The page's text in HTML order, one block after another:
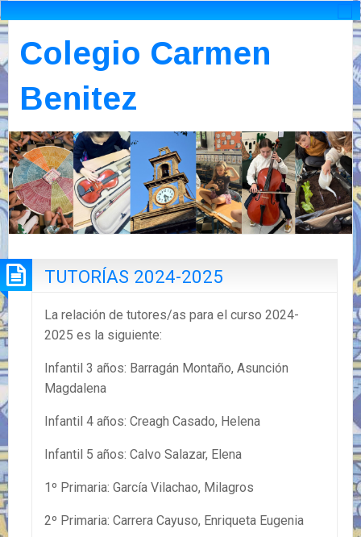
Colegio Carmen
Benitez
TUTORÍAS 2024-2025
La relación de tutores/as para el curso 2024-
2025 es la siguiente:
Infantil 3 años: Barragán Montaño, Asunción
Magdalena
Infantil 4 años: Creagh Casado, Helena
Infantil 5 años: Calvo Salazar, Elena
1º Primaria: García Vilachao, Milagros
2º Primaria: Carrera Cayuso, Enriqueta Eugenia